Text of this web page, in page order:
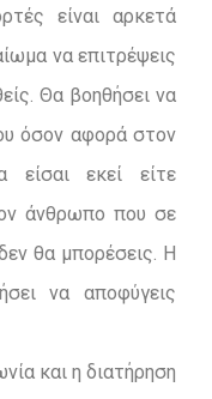
είναι αρκετά
να επιτρέψεις
Θα βοηθήσει να
όσον αφορά στον
εκεί είτε
άνθρωπο που σε
θα μπορέσεις. Η
να αποφύγεις
και η διατήρηση